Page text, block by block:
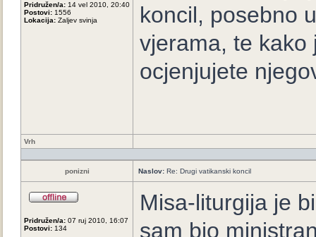
Pridružen/a: 14 vel 2010, 20:40
Postovi: 1556
Lokacija: Zaljev svinja
koncil, posebno
vjerama, te kako
ocjenjujete
Vrh
ponizni Naslov: Re: Drugi vatikanski koncil
Pridružen/a: 07 ruj 2010, 16:07
Postovi: 134
Misa-liturgija je
sam bio